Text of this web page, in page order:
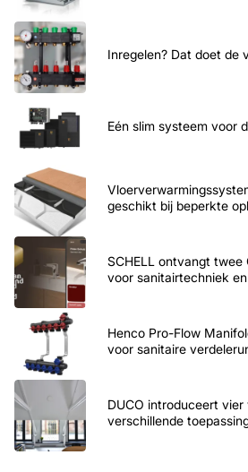
Inregelen? Dat doet de
Eén slim systeem voor
geschikt bij beperkte
SCHELL ontvangt twee
voor sanitairtechniek
Henco Pro-Flow
voor sanitaire
DUCO introduceert
verschillende